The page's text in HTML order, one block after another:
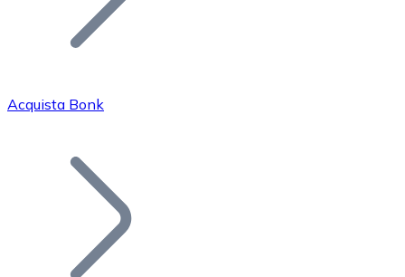
Bitcoin
Acquista Bonk